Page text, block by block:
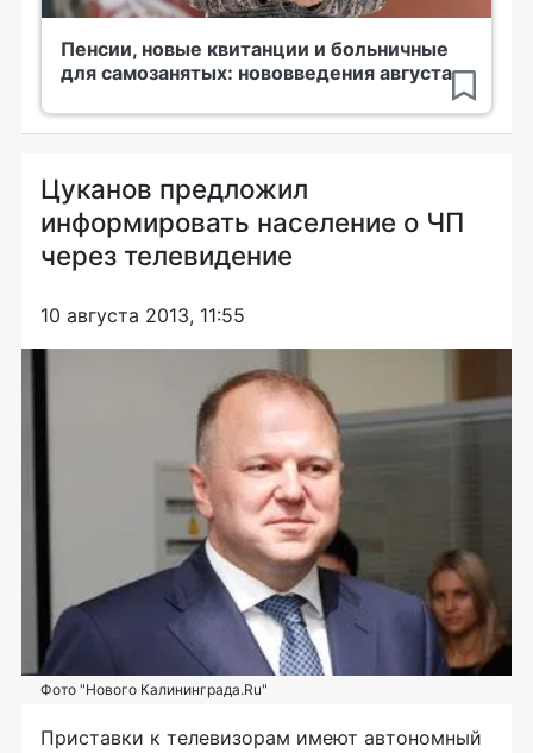
Пенсии, новые квитанции и больничные
для самозанятых: нововведения августа
Цуканов предложил
информировать население о ЧП
через телевидение
10 августа 2013, 11:55
Фото "Нового Калининграда.Ru"
Приставки к телевизорам имеют автономный